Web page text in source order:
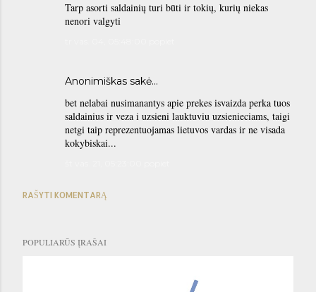
Tarp asorti saldainių turi būti ir tokių, kurių niekas
nenori valgyti
Anonimiškas sakė…
bet nelabai nusimanantys apie prekes isvaizda perka tuos
saldainius ir veza i uzsieni lauktuviu uzsienieciams, taigi
netgi taip reprezentuojamas lietuvos vardas ir ne visada
kokybiskai...
RAŠYTI KOMENTARĄ
POPULIARŪS ĮRAŠAI